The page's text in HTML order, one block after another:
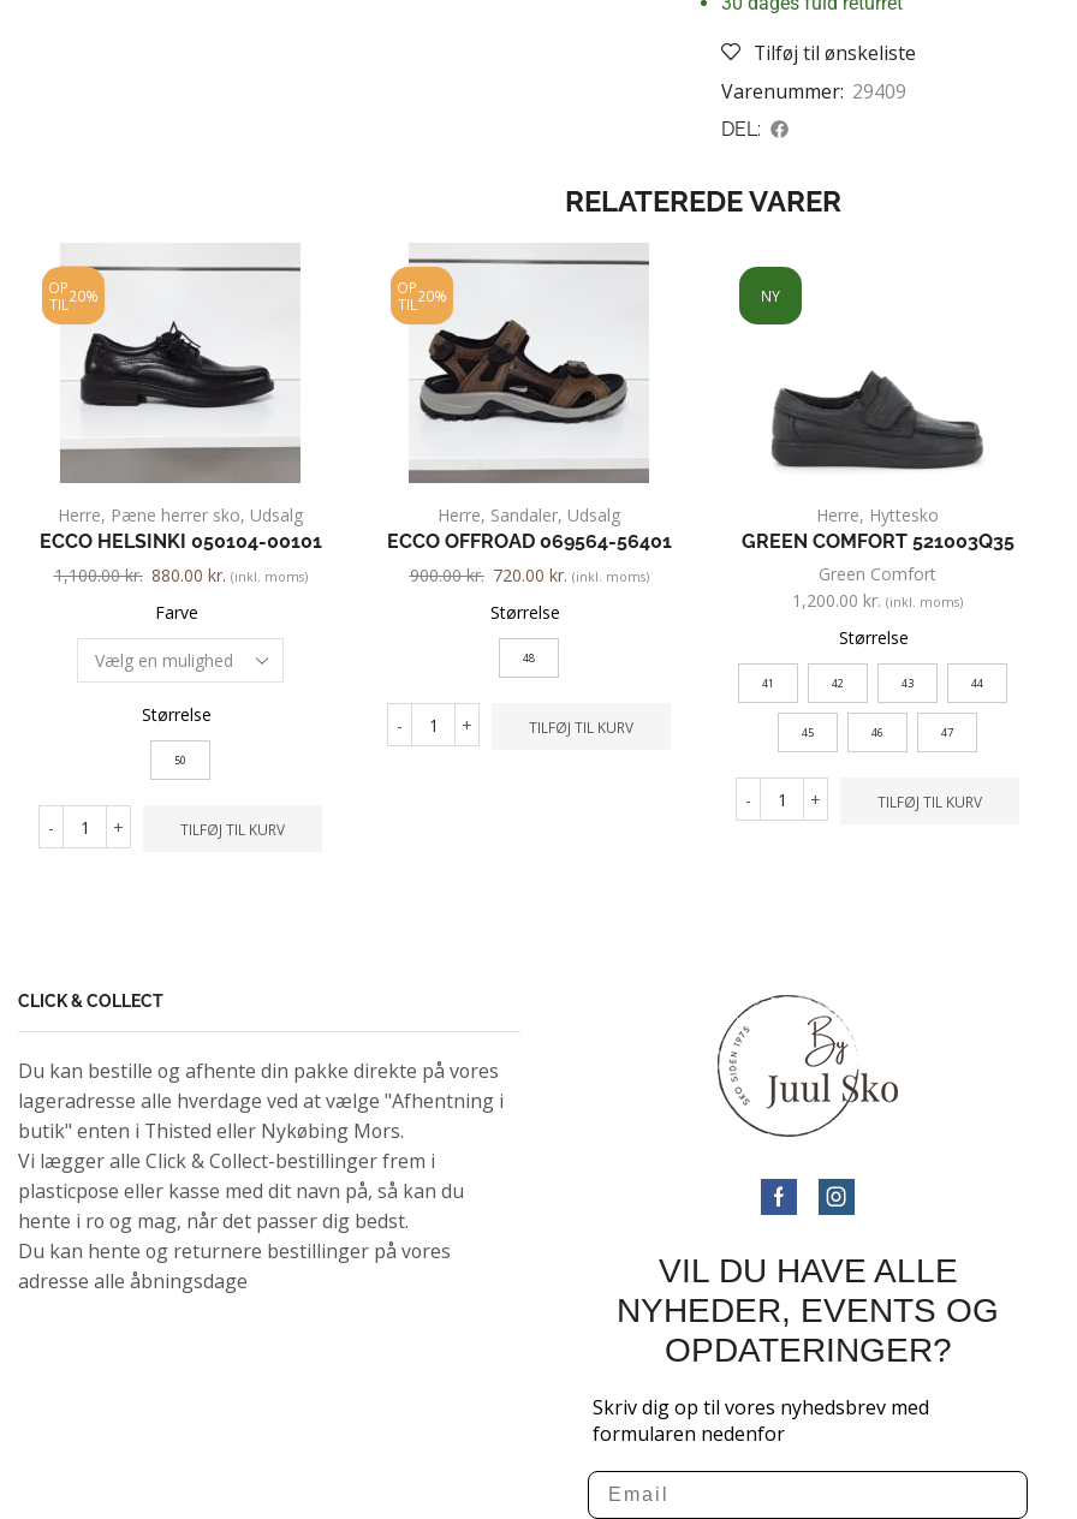
Tilføj til ønskeliste
Varenummer: 29409
DEL:
RELATEREDE VARER
OP
TIL 20%
Herre, Pæne herrer sko, Udsalg
ECCO HELSINKI 050104-00101
1,100.00kr. 880.00 kr. (inkl. moms)
Farve
Størrelse
50
- + TILFØJ TIL KURV
OP
TIL 20%
Herre, Sandaler, Udsalg
ECCO OFFROAD 069564-56401
900.00kr. 720.00 kr. (inkl. moms)
Størrelse
48
- + TILFØJ TIL KURV
NY
Herre, Hyttesko
GREEN COMFORT 521003Q35
Green Comfort
1,200.00 kr. (inkl. moms)
Størrelse
41 42 43 44
45 46 47
- + TILFØJ TIL KURV
CLICK & COLLECT
Du kan bestille og afhente din pakke direkte på vores
lageradresse alle hverdage ved at vælge "Afhentning i
butik" enten i Thisted eller Nykøbing Mors.
Vi lægger alle Click & Collect-bestillinger frem i
plasticpose eller kasse med dit navn på, så kan du
hente i ro og mag, når det passer dig bedst.
Du kan hente og returnere bestillinger på vores
adresse alle åbningsdage
VIL DU HAVE ALLE
NYHEDER, EVENTS OG
OPDATERINGER?
Skriv dig op til vores nyhedsbrev med
formularen nedenfor
Email